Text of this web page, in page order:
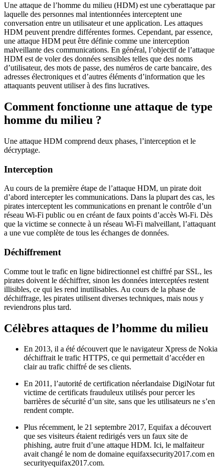
Une attaque de l’homme du milieu (HDM) est une cyberattaque par
laquelle des personnes mal intentionnées interceptent une
conversation entre un utilisateur et une application. Les attaques
HDM peuvent prendre différentes formes. Cependant, par essence,
une attaque HDM peut être définie comme une interception
malveillante des communications. En général, l’objectif de l’attaque
HDM est de voler des données sensibles telles que des noms
d’utilisateur, des mots de passe, des numéros de carte bancaire, des
adresses électroniques et d’autres éléments d’information que les
attaquants peuvent utiliser à des fins lucratives.
Comment fonctionne une attaque de type
homme du milieu ?
Une attaque HDM comprend deux phases, l’interception et le
décryptage.
Interception
Au cours de la première étape de l’attaque HDM, un pirate doit
d’abord intercepter les communications. Dans la plupart des cas, les
pirates interceptent les communications en prenant le contrôle d’un
réseau Wi-Fi public ou en créant de faux points d’accès Wi-Fi. Dès
que la victime se connecte à un réseau Wi-Fi malveillant, l’attaquant
a une vue complète de tous les échanges de données.
Déchiffrement
Comme tout le trafic en ligne bidirectionnel est chiffré par SSL, les
pirates doivent le déchiffrer, sinon les données interceptées restent
illisibles, ce qui les rend inutilisables. Au cours de la phase de
déchiffrage, les pirates utilisent diverses techniques, mais nous y
reviendrons plus tard.
Célèbres attaques de l’homme du milieu
En 2013, il a été découvert que le navigateur Xpress de Nokia
déchiffrait le trafic HTTPS, ce qui permettait d’accéder en
clair au trafic chiffré de ses clients.
En 2011, l’autorité de certification néerlandaise DigiNotar fut
victime de certificats frauduleux utilisés pour percer les
barrières de sécurité d’un site, sans que les utilisateurs ne s’en
rendent compte.
Plus récemment, le 21 septembre 2017, Equifax a découvert
que ses visiteurs étaient redirigés vers un faux site de
phishing, autre fruit d’une attaque HDM. Ici, le malfaiteur
avait changé le nom de domaine equifaxsecurity2017.com en
securityequifax2017.com.